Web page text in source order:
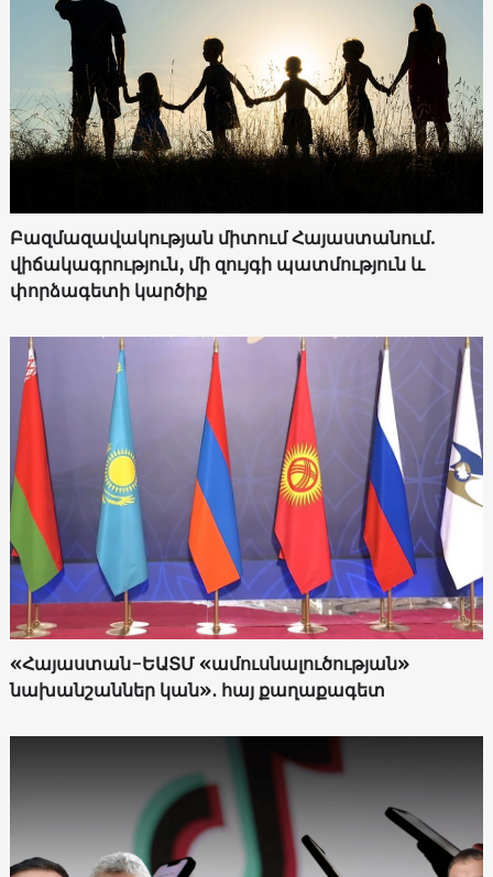
Բազմազավակության միտում Հայաստանում.
վիճակագրություն, մի զույգի պատմություն և
փորձագետի կարծիք
«Հայաստան-ԵԱՏՄ «ամուսնալուծության»
նախանշաններ կան»․ հայ քաղաքագետ